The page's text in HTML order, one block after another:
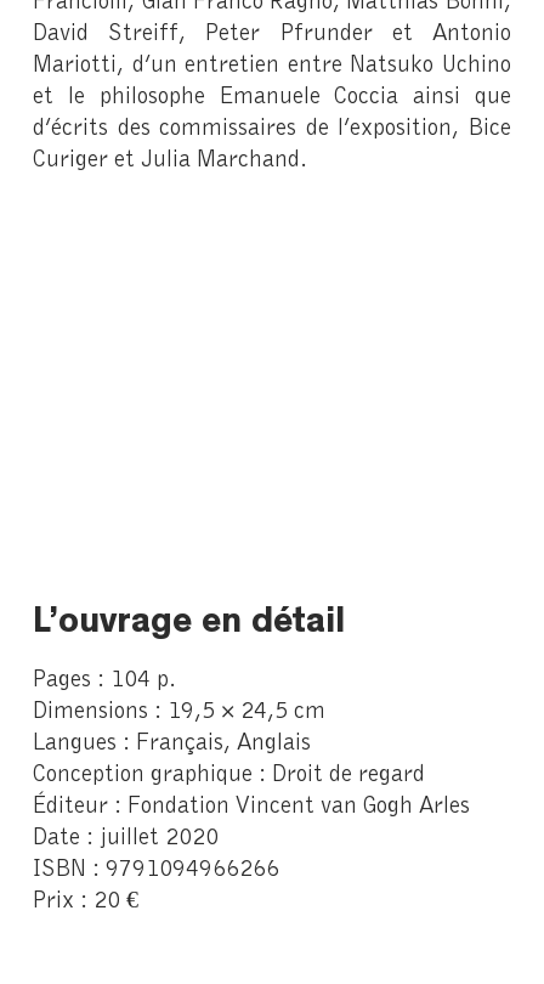
David Streiff, Peter Pfrunder et Antonio
Mariotti, d’un entretien entre Natsuko Uchino
et le philosophe Emanuele Coccia ainsi que
d’écrits des commissaires de l’exposition, Bice
Curiger et Julia Marchand.
L’ouvrage en détail
Pages : 104 p.
Dimensions : 19,5 × 24,5 cm
Langues : Français, Anglais
Conception graphique : Droit de regard
Éditeur : Fondation Vincent van Gogh Arles
Date : juillet 2020
ISBN : 9791094966266
Prix : 20 €